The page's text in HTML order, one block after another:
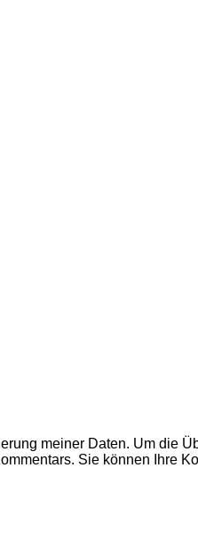
meiner Daten. Um die
Sie können Ihre